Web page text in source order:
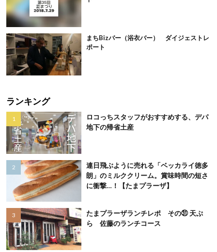
まちBizバー（浴衣バー） ダイジェストレ
ポート
ランキング
ロコっちスタッフがおすすめする、デパ
地下の帰省土産
連日飛ぶように売れる「ベッカライ徳多
朗」のミルククリーム。賞味時間の短さ
に衝撃…！【たまプラーザ】
たまプラーザランチレポ その㉛ 天ぷ
ら 佐藤のランチコース